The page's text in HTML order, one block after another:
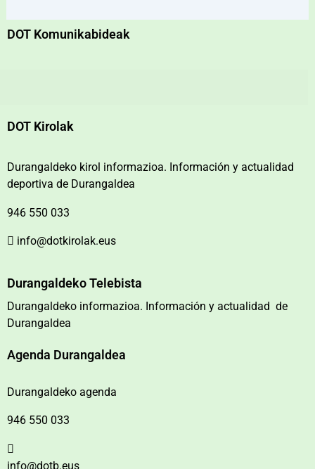
DOT Komunikabideak
DOT Kirolak
Durangaldeko kirol informazioa. Información y actualidad
deportiva de Durangaldea
946 550 033
info@dotkirolak.eus
Durangaldeko Telebista
Durangaldeko informazioa. Información y actualidad de
Durangaldea
Agenda Durangaldea
Durangaldeko agenda
946 550 033
info@dotb.eus